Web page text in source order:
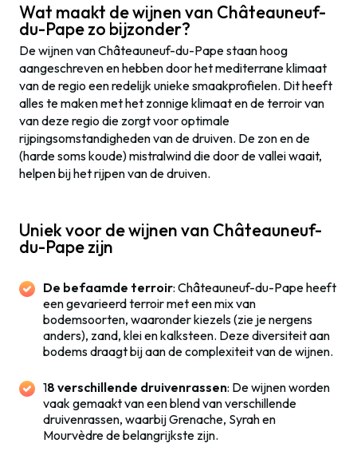
Wat maakt de wijnen van Châteauneuf-
du-Pape zo bijzonder?
De wijnen van Châteauneuf-du-Pape staan hoog
aangeschreven en hebben door het mediterrane klimaat
van de regio een redelijk unieke smaakprofielen. Dit heeft
alles te maken met het zonnige klimaat en de terroir van
van deze regio die zorgt voor optimale
rijpingsomstandigheden van de druiven. De zon en de
(harde soms koude) mistralwind die door de vallei waait,
helpen bij het rijpen van de druiven.
Uniek voor de wijnen van Châteauneuf-
du-Pape zijn
De befaamde terroir: Châteauneuf-du-Pape heeft
een gevarieerd terroir met een mix van
bodemsoorten, waaronder kiezels (zie je nergens
anders), zand, klei en kalksteen. Deze diversiteit aan
bodems draagt bij aan de complexiteit van de wijnen.
18 verschillende druivenrassen: De wijnen worden
vaak gemaakt van een blend van verschillende
druivenrassen, waarbij Grenache, Syrah en
Mourvèdre de belangrijkste zijn.